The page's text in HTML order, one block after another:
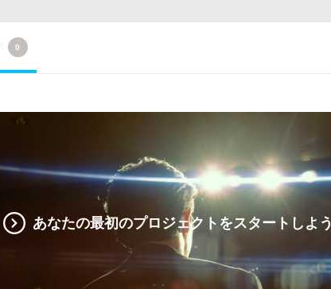
0
あなたの最初のプロジェクトをスタートしよう